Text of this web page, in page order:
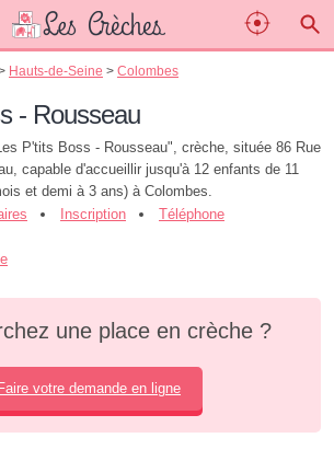
Hauts-de-Seine > Colombes
- Rousseau
P'tits Boss - Rousseau", crèche, située 86 Rue
capable d'accueillir jusqu'à 12 enfants de 11
et demi à 3 ans) à Colombes.
Inscription Téléphone
une place en crèche ?
Faire votre demande en ligne